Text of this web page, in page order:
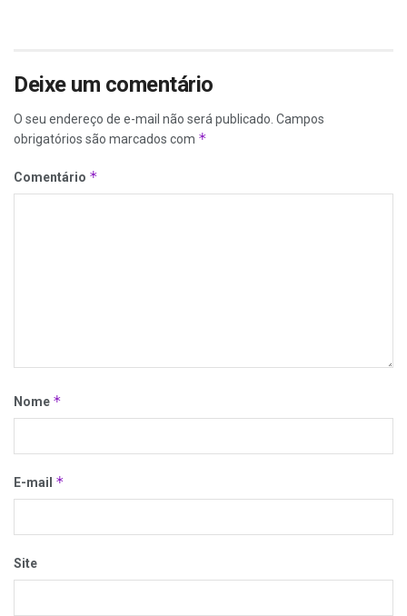
Deixe um comentário
O seu endereço de e-mail não será publicado. Campos
obrigatórios são marcados com *
Comentário *
Nome *
E-mail *
Site